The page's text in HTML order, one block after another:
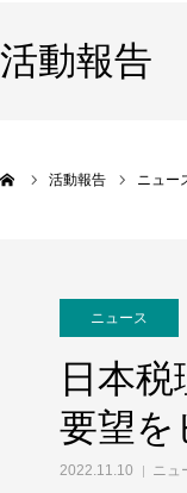
活動報告
活動報告 ニュー
ニュース
日本
要望
2022.11.10 ニュ